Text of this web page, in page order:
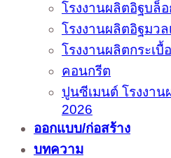
โรงงานผลิตอิฐบล็อ
โรงงานผลิตอิฐมวล
โรงงานผลิตกระเบื้
คอนกรีต
ปูนซีเมนต์ โรงงา
2026
ออกแบบ/ก่อสร้าง
บทความ